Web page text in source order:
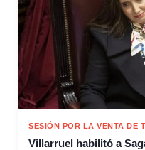
SESIÓN POR LA VENTA DE
Villarruel habilitó a